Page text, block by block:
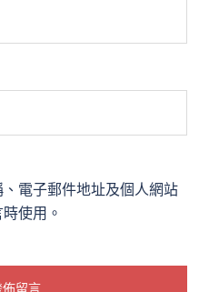
電子郵件地址及個人網站
使用。